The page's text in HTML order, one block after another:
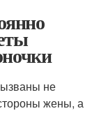
не
жены, а